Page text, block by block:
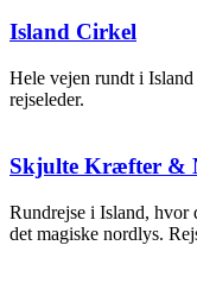
Island Cirkel
Hele vejen rundt i
rejseleder.
Skjulte Kræfter &
Rundrejse i Island, hvor
det magiske nordlys.